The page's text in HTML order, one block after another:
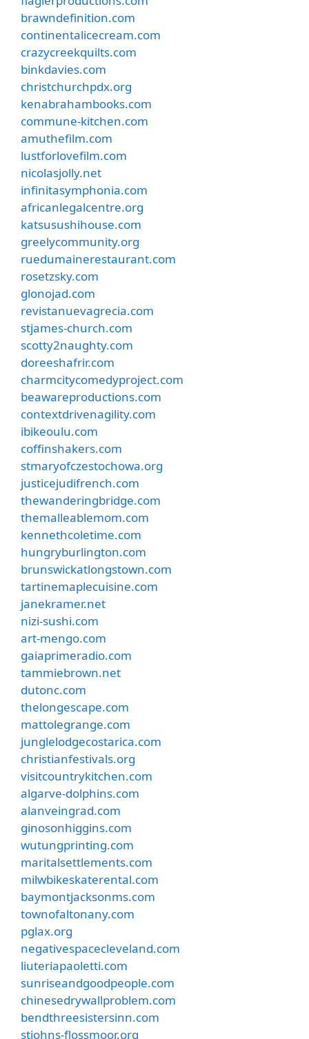
brawndefinition.com
continentalicecream.com
crazycreekquilts.com
binkdavies.com
christchurchpdx.org
kenabrahambooks.com
commune-kitchen.com
amuthefilm.com
lustforlovefilm.com
nicolasjolly.net
infinitasymphonia.com
africanlegalcentre.org
katsusushihouse.com
greelycommunity.org
ruedumainerestaurant.com
rosetzsky.com
glonojad.com
revistanuevagrecia.com
stjames-church.com
scotty2naughty.com
doreeshafrir.com
charmcitycomedyproject.com
beawareproductions.com
contextdrivenagility.com
ibikeoulu.com
coffinshakers.com
stmaryofczestochowa.org
justicejudifrench.com
thewanderingbridge.com
themalleablemom.com
kennethcoletime.com
hungryburlington.com
brunswickatlongstown.com
tartinemaplecuisine.com
janekramer.net
nizi-sushi.com
art-mengo.com
gaiaprimeradio.com
tammiebrown.net
dutonc.com
thelongescape.com
mattolegrange.com
junglelodgecostarica.com
christianfestivals.org
visitcountrykitchen.com
algarve-dolphins.com
alanveingrad.com
ginosonhiggins.com
wutungprinting.com
maritalsettlements.com
milwbikeskaterental.com
baymontjacksonms.com
townofaltonany.com
pglax.org
negativespacecleveland.com
liuteriapaoletti.com
sunriseandgoodpeople.com
chinesedrywallproblem.com
bendthreesistersinn.com
stjohns-flossmoor.org